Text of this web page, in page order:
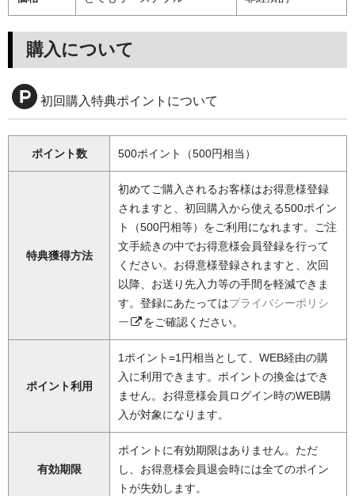
購入について
初回購入特典ポイントについて
ポイント数 500ポイント（500円相当）
特典獲得方法
初めてご購入されるお客様はお得意様登録
されますと、初回購入から使える500ポイン
ト（500円相等）をご利用になれます。ご注
文手続きの中でお得意様会員登録を行って
ください。お得意様登録されますと、次回
以降、お送り先入力等の手間を軽減できま
す。登録にあたってはプライバシーポリシ
ー
をご確認ください。
ポイント利用
1ポイント=1円相当として、WEB経由の購
入に利用できます。ポイントの換金はでき
ません。お得意様会員ログイン時のWEB購
入が対象になります。
有効期限
ポイントに有効期限はありません。ただ
し、お得意様会員退会時には全てのポイン
トが失効します。